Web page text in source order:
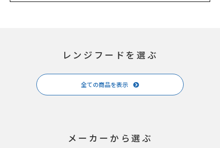
レンジフードを選ぶ
全ての商品を表示
メーカーから選ぶ